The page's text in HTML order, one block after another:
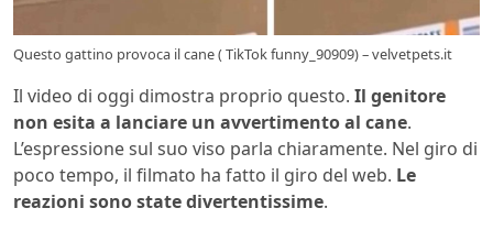
Questo gattino provoca il cane ( TikTok funny_90909) – velvetpets.it
Il video di oggi dimostra proprio questo. Il genitore
non esita a lanciare un avvertimento al cane.
L’espressione sul suo viso parla chiaramente. Nel giro di
poco tempo, il filmato ha fatto il giro del web. Le
reazioni sono state divertentissime.